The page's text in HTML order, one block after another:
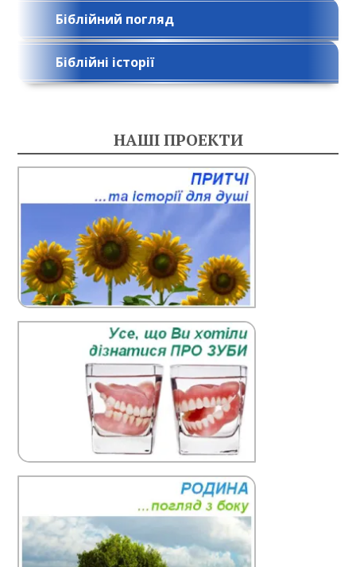
Біблійний погляд
Біблійні історії
НАШІ ПРОЕКТИ